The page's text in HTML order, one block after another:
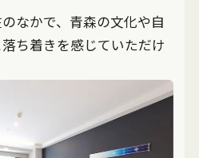
なかで、青森の文化や自
ち着きを感じていただけ